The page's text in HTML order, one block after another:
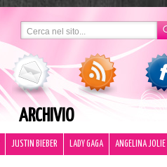
ARCHIVIO
JUSTIN BIEBER LADY GAGA ANGELINA JOLIE